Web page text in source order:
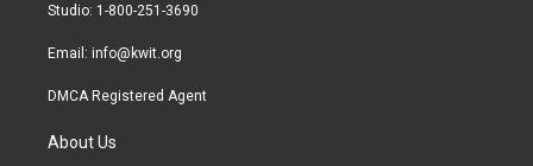
Studio: 1-800-251-3690
Email: info@kwit.org
DMCA Registered Agent
About Us